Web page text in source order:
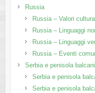
Russia
Russia – Valori
Russia – Linguaggi
Russia – Linguaggi
Russia – Eventi
Serbia e penisola
Serbia e penisola
Serbia e penisola